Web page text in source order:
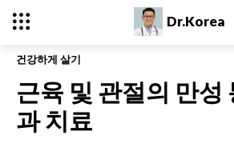
Dr.Korea
건강하게 살기
근육 및 관절의 만성
과 치료